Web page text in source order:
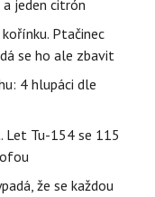
jeden citrón
Ptačinec
se ho ale zbavit
4 hlupáci dle
Let Tu-154 se 115
že se každou